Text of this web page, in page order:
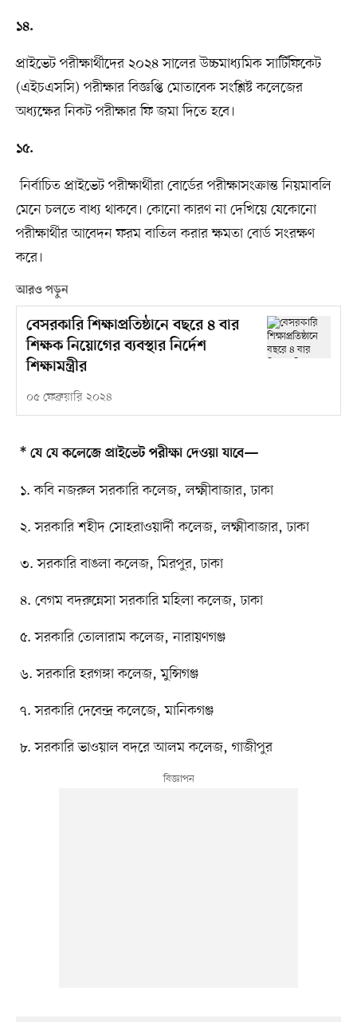
১৪.
প্রাইভেট পরীক্ষার্থীদের ২০২৪ সালের উচ্চমাধ্যমিক সার্টিফিকেট
(এইচএসসি) পরীক্ষার বিজ্ঞপ্তি মোতাবেক সংশ্লিষ্ট কলেজের
অধ্যক্ষের নিকট পরীক্ষার ফি জমা দিতে হবে।
১৫.
নির্বাচিত প্রাইভেট পরীক্ষার্থীরা বোর্ডের পরীক্ষাসংক্রান্ত নিয়মাবলি
মেনে চলতে বাধ্য থাকবে। কোনো কারণ না দেখিয়ে যেকোনো
পরীক্ষার্থীর আবেদন ফরম বাতিল করার ক্ষমতা বোর্ড সংরক্ষণ
করে।
আরও পড়ুন
বেসরকারি শিক্ষাপ্রতিষ্ঠানে বছরে ৪ বার
শিক্ষক নিয়োগের ব্যবস্থার নির্দেশ
শিক্ষামন্ত্রীর
০৫ ফেব্রুয়ারি ২০২৪
* যে যে কলেজে প্রাইভেট পরীক্ষা দেওয়া যাবে—
১. কবি নজরুল সরকারি কলেজ, লক্ষ্মীবাজার, ঢাকা
২. সরকারি শহীদ সোহরাওয়ার্দী কলেজ, লক্ষ্মীবাজার, ঢাকা
৩. সরকারি বাঙলা কলেজ, মিরপুর, ঢাকা
৪. বেগম বদরুন্নেসা সরকারি মহিলা কলেজ, ঢাকা
৫. সরকারি তোলারাম কলেজ, নারায়ণগঞ্জ
৬. সরকারি হরগঙ্গা কলেজ, মুন্সিগঞ্জ
৭. সরকারি দেবেন্দ্র কলেজে, মানিকগঞ্জ
৮. সরকারি ভাওয়াল বদরে আলম কলেজ, গাজীপুর